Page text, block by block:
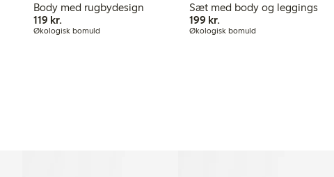
Body med rugbydesign
119 kr.
Økologisk bomuld
Sæt med body og leggings
199 kr.
Økologisk bomuld